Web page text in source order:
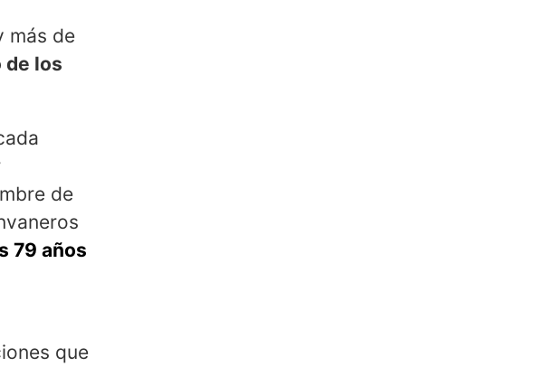
más de
de los
de
79 años
que